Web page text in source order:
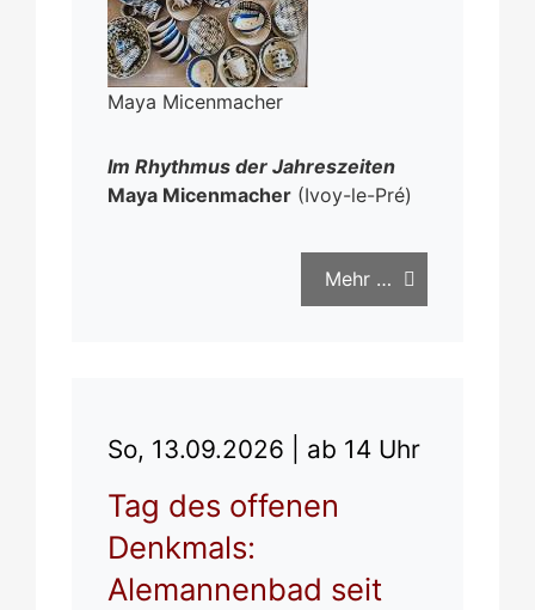
Maya Micenmacher
Im Rhythmus der Jahreszeiten
Maya Micenmacher (Ivoy-le-Pré)
Mehr …
So, 13.09.2026 | ab 14 Uhr
Tag des offenen
Denkmals:
Alemannenbad seit